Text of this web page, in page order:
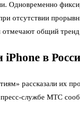
отсутствии
общий
в
рассказали их
службе МТС